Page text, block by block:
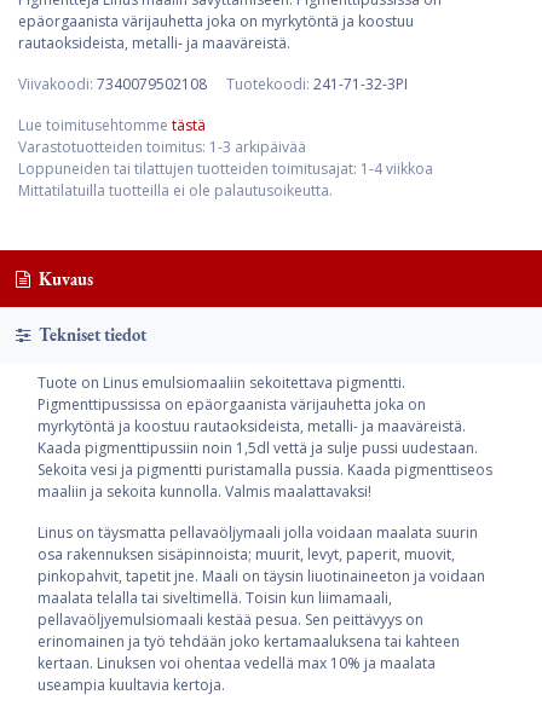
epäorgaanista värijauhetta joka on myrkytöntä ja koostuu
rautaoksideista, metalli- ja maaväreistä.
Viivakoodi: 7340079502108 Tuotekoodi: 241-71-32-3PI
Lue toimitusehtomme tästä
Varastotuotteiden toimitus: 1-3 arkipäivää
Loppuneiden tai tilattujen tuotteiden toimitusajat: 1-4 viikkoa
Mittatilatuilla tuotteilla ei ole palautusoikeutta.
Kuvaus
Tekniset tiedot
Tuote on Linus emulsiomaaliin sekoitettava pigmentti.
Pigmenttipussissa on epäorgaanista värijauhetta joka on
myrkytöntä ja koostuu rautaoksideista, metalli- ja maaväreistä.
Kaada pigmenttipussiin noin 1,5dl vettä ja sulje pussi uudestaan.
Sekoita vesi ja pigmentti puristamalla pussia. Kaada pigmenttiseos
maaliin ja sekoita kunnolla. Valmis maalattavaksi!
Linus on täysmatta pellavaöljymaali jolla voidaan maalata suurin
osa rakennuksen sisäpinnoista; muurit, levyt, paperit, muovit,
pinkopahvit, tapetit jne. Maali on täysin liuotinaineeton ja voidaan
maalata telalla tai siveltimellä. Toisin kun liimamaali,
pellavaöljyemulsiomaali kestää pesua. Sen peittävyys on
erinomainen ja työ tehdään joko kertamaaluksena tai kahteen
kertaan. Linuksen voi ohentaa vedellä max 10% ja maalata
useampia kuultavia kertoja.